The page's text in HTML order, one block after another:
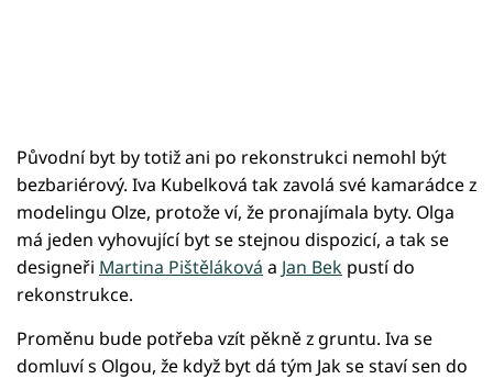
Původní byt by totiž ani po rekonstrukci nemohl být
bezbariérový. Iva Kubelková tak zavolá své kamarádce z
modelingu Olze, protože ví, že pronajímala byty. Olga
má jeden vyhovující byt se stejnou dispozicí, a tak se
designeři Martina Pištěláková a Jan Bek pustí do
rekonstrukce.
Proměnu bude potřeba vzít pěkně z gruntu. Iva se
domluví s Olgou, že když byt dá tým Jak se staví sen do